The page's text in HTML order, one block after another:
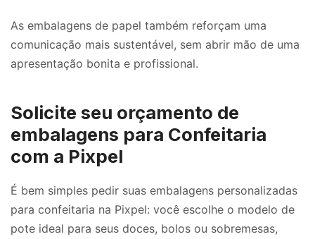
As embalagens de papel também reforçam uma
comunicação mais sustentável, sem abrir mão de uma
apresentação bonita e profissional.
Solicite seu orçamento de
embalagens para Confeitaria
com a Pixpel
É bem simples pedir suas embalagens personalizadas
para confeitaria na Pixpel: você escolhe o modelo de
pote ideal para seus doces, bolos ou sobremesas,